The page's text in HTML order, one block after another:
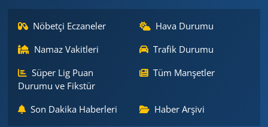
Nöbetçi Eczaneler
Hava Durumu
Namaz Vakitleri
Trafik Durumu
Süper Lig Puan
Durumu ve Fikstür
Tüm Manşetler
Son Dakika Haberleri Haber Arşivi